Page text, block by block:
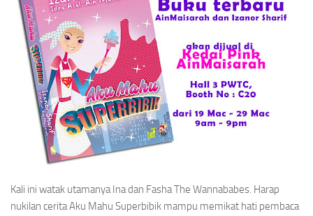
Kali ini watak utamanya Ina dan FashaThe Wannababes. Harap
nukilan cerita Aku Mahu Superbibik mampu memikat hati pembaca